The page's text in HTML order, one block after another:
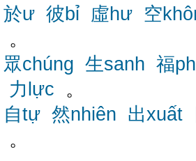
於ư 彼bỉ 虛hư 空
。
眾chúng 生sanh 福
力lực 。
自tự 然nhiên 出xuất
。